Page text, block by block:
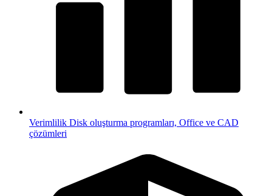
Verimlilik Disk oluşturma programları, Office ve CAD
çözümleri